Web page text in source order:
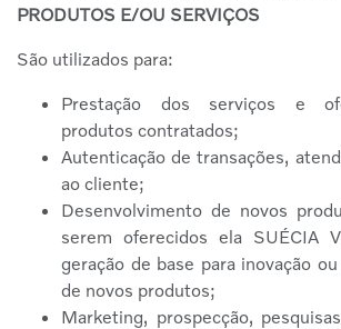
PRODUTOS E/OU SERVIÇOS
São utilizados para:
Prestação dos serviços e
produtos contratados;
Autenticação de transações,
ao cliente;
Desenvolvimento de novos
serem oferecidos ela SUÉCIA
geração de base para inovação
de novos produtos;
Marketing, prospecção,